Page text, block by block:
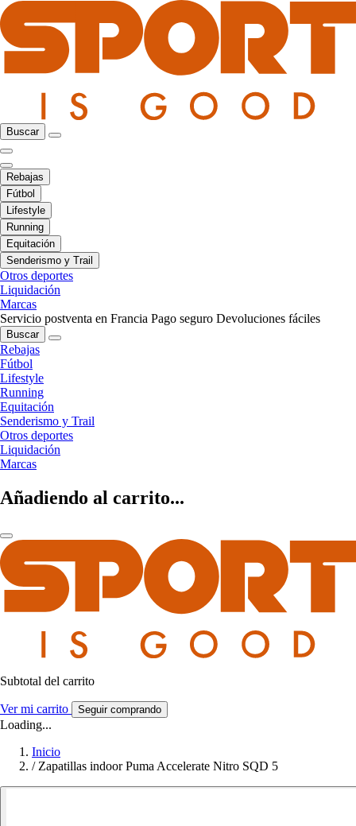
Buscar
Rebajas
Fútbol
Lifestyle
Running
Equitación
Senderismo y Trail
Otros deportes
Liquidación
Marcas
Servicio postventa en Francia Pago seguro Devoluciones fáciles
Buscar
Rebajas
Fútbol
Lifestyle
Running
Equitación
Senderismo y Trail
Otros deportes
Liquidación
Marcas
Añadiendo al carrito...
Subtotal del carrito
Ver mi carrito Seguir comprando
Loading...
Inicio
/ Zapatillas indoor Puma Accelerate Nitro SQD 5